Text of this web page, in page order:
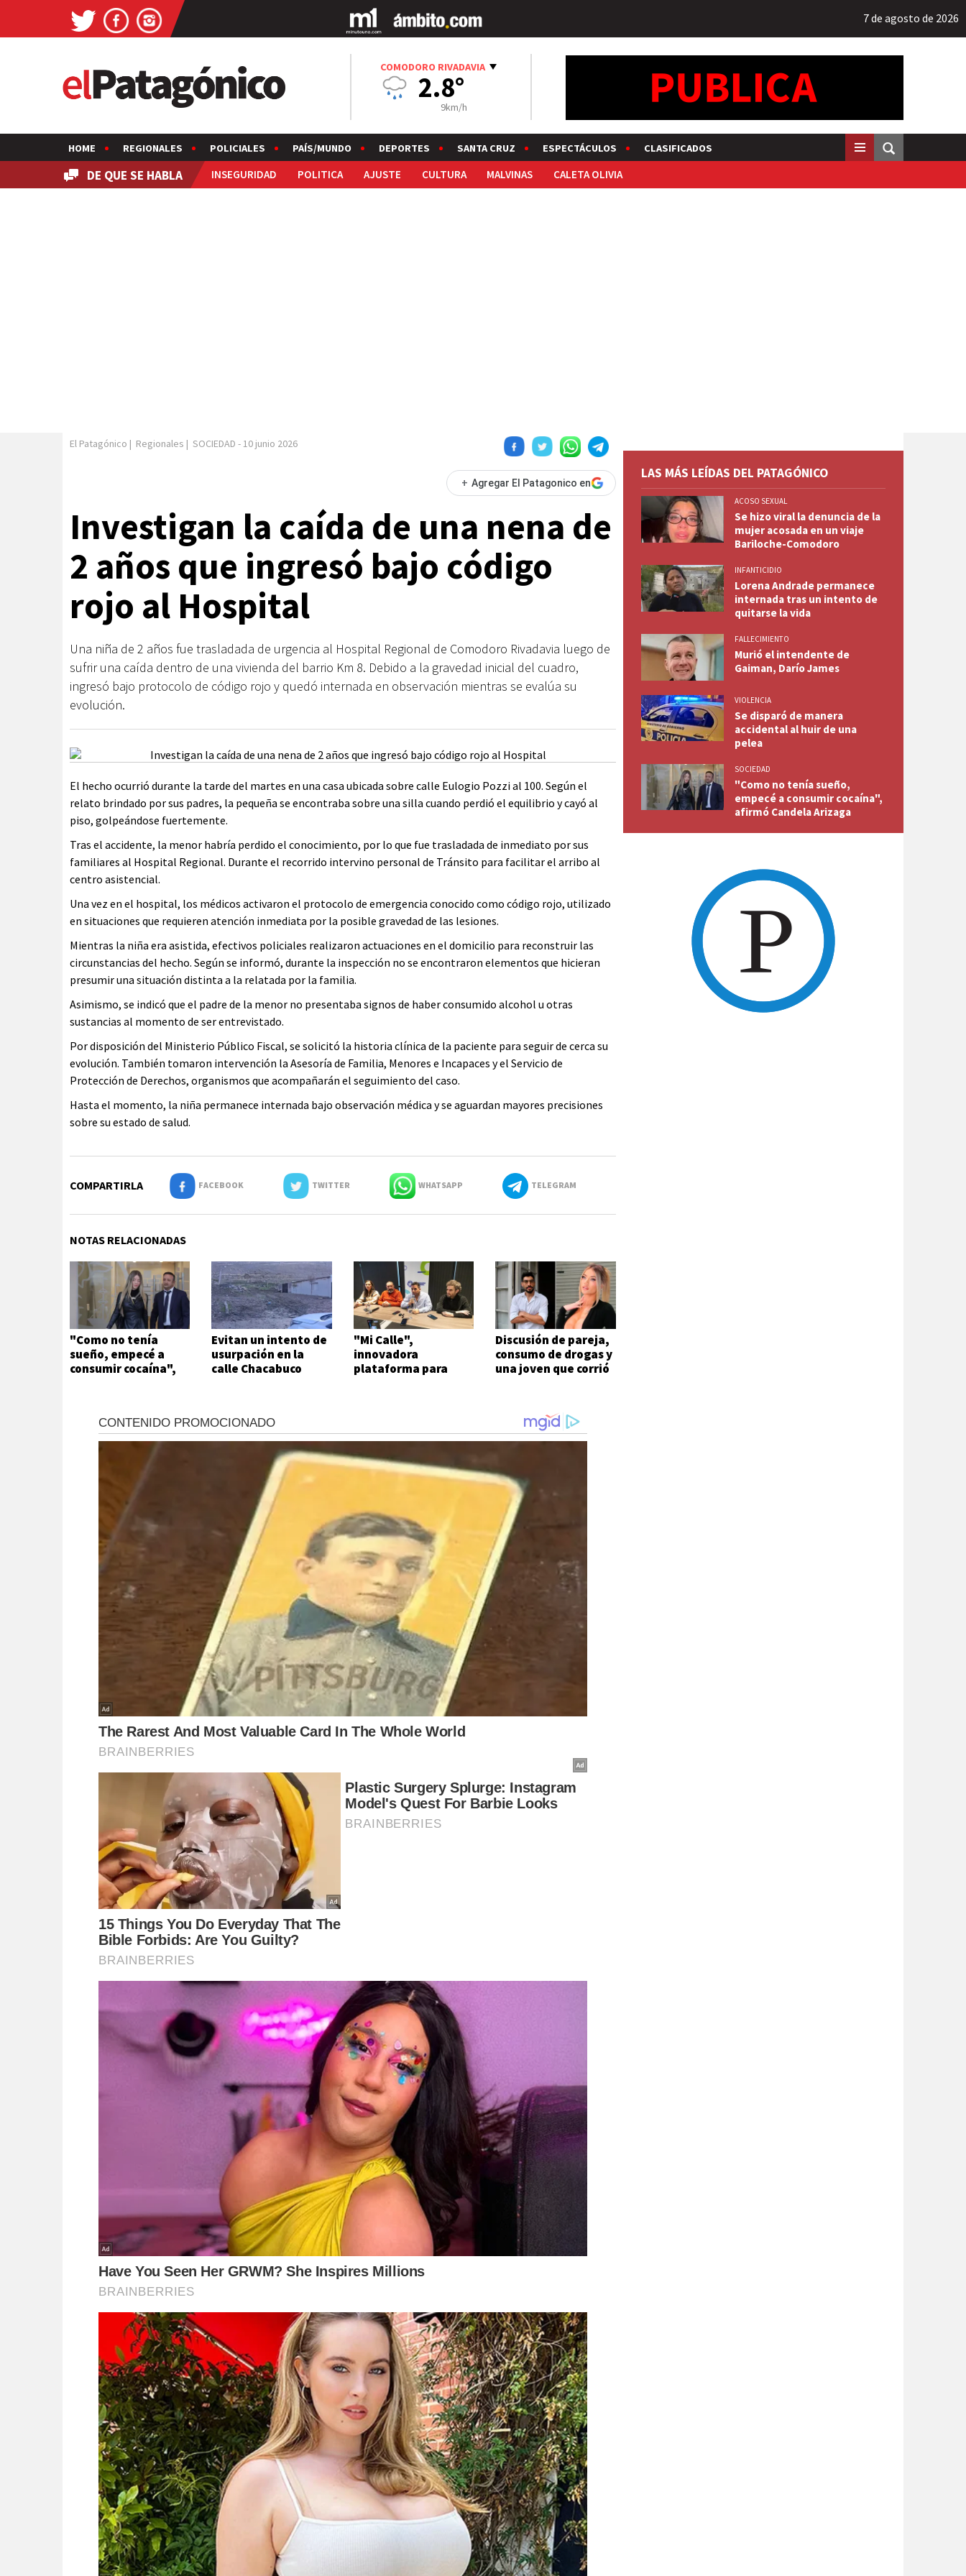
7 de agosto de 2026
COMODORO RIVADAVIA
2.8°
9km/h
HOME REGIONALES POLICIALES PAÍS/MUNDO DEPORTES SANTA CRUZ ESPECTÁCULOS CLASIFICADOS
DE QUE SE HABLA INSEGURIDAD POLITICA AJUSTE CULTURA MALVINAS CALETA OLIVIA
El Patagónico | Regionales | SOCIEDAD - 10 junio 2026
+ Agregar El Patagonico en
Investigan la caída de una nena de
2 años que ingresó bajo código
rojo al Hospital
Una niña de 2 años fue trasladada de urgencia al Hospital Regional de Comodoro Rivadavia luego de
sufrir una caída dentro de una vivienda del barrio Km 8. Debido a la gravedad inicial del cuadro,
ingresó bajo protocolo de código rojo y quedó internada en observación mientras se evalúa su
evolución.
El hecho ocurrió durante la tarde del martes en una casa ubicada sobre calle Eulogio Pozzi al 100. Según el
relato brindado por sus padres, la pequeña se encontraba sobre una silla cuando perdió el equilibrio y cayó al
piso, golpeándose fuertemente.
Tras el accidente, la menor habría perdido el conocimiento, por lo que fue trasladada de inmediato por sus
familiares al Hospital Regional. Durante el recorrido intervino personal de Tránsito para facilitar el arribo al
centro asistencial.
Una vez en el hospital, los médicos activaron el protocolo de emergencia conocido como código rojo, utilizado
en situaciones que requieren atención inmediata por la posible gravedad de las lesiones.
Mientras la niña era asistida, efectivos policiales realizaron actuaciones en el domicilio para reconstruir las
circunstancias del hecho. Según se informó, durante la inspección no se encontraron elementos que hicieran
presumir una situación distinta a la relatada por la familia.
Asimismo, se indicó que el padre de la menor no presentaba signos de haber consumido alcohol u otras
sustancias al momento de ser entrevistado.
Por disposición del Ministerio Público Fiscal, se solicitó la historia clínica de la paciente para seguir de cerca su
evolución. También tomaron intervención la Asesoría de Familia, Menores e Incapaces y el Servicio de
Protección de Derechos, organismos que acompañarán el seguimiento del caso.
Hasta el momento, la niña permanece internada bajo observación médica y se aguardan mayores precisiones
sobre su estado de salud.
COMPARTIRLA FACEBOOK TWITTER WHATSAPP TELEGRAM
NOTAS RELACIONADAS
"Como no tenía
sueño, empecé a
consumir cocaína",
Evitan un intento de
usurpación en la
calle Chacabuco
"Mi Calle",
innovadora
plataforma para
Discusión de pareja,
consumo de drogas y
una joven que corrió
LAS MÁS LEÍDAS DEL PATAGÓNICO
ACOSO SEXUAL
Se hizo viral la denuncia de la
mujer acosada en un viaje
Bariloche-Comodoro
INFANTICIDIO
Lorena Andrade permanece
internada tras un intento de
quitarse la vida
FALLECIMIENTO
Murió el intendente de
Gaiman, Darío James
VIOLENCIA
Se disparó de manera
accidental al huir de una
pelea
SOCIEDAD
"Como no tenía sueño,
empecé a consumir cocaína",
afirmó Candela Arizaga